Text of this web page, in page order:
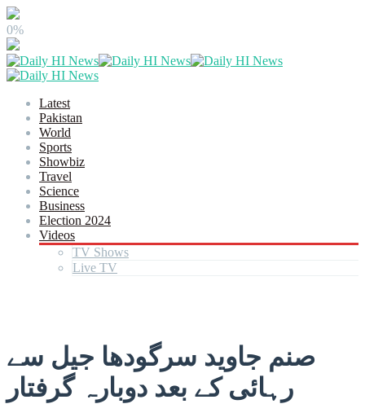
0%
Latest
Pakistan
World
Sports
Showbiz
Travel
Science
Business
Election 2024
Videos
TV Shows
Live TV
صنم جاوید سرگودھا جیل سے
رہائی کے بعد دوبارہ گرفتار